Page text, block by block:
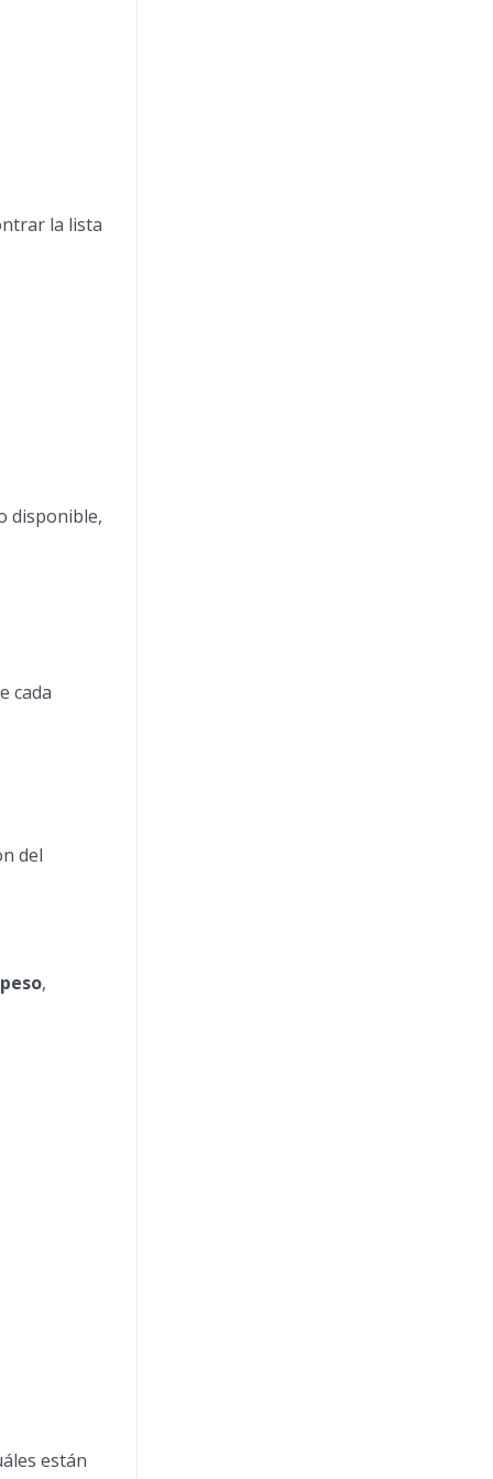
la lista
disponible,
cada
del
peso,
están